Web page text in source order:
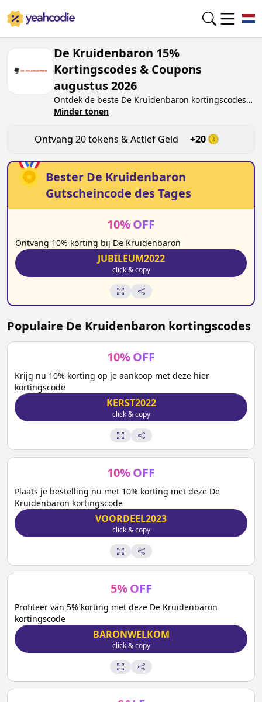
De Kruidenbaron 15%
Kortingscodes & Coupons
augustus 2026
Ontdek de beste De Kruidenbaron kortingscodes
van vandaag voor
verdien tokens op dekruidenbaron.nldoor de code
te testen. Ontvang beloningen wanneer je
Kruidenbaron kortingscodes indient en andere
kopers helpt besparen.
Minder tonen
Ontvang 20 tokens & Actief Geld +20
Bester De Kruidenbaron
Gutscheincode des Tages
10%OFF
Ontvang 10% korting bij De Kruidenbaron
JUBILEUM2022
click & copy
Populaire De Kruidenbaron kortingscodes
10%OFF
Krijg nu 10% korting op je aankoop met deze hier
kortingscode
KERST2022
click & copy
10%OFF
Plaats je bestelling nu met 10% korting met deze De
Kruidenbaron kortingscode
VOORDEEL2023
click & copy
5% OFF
Profiteer van 5% korting met deze De Kruidenbaron
kortingscode
BARONWELKOM
click & copy